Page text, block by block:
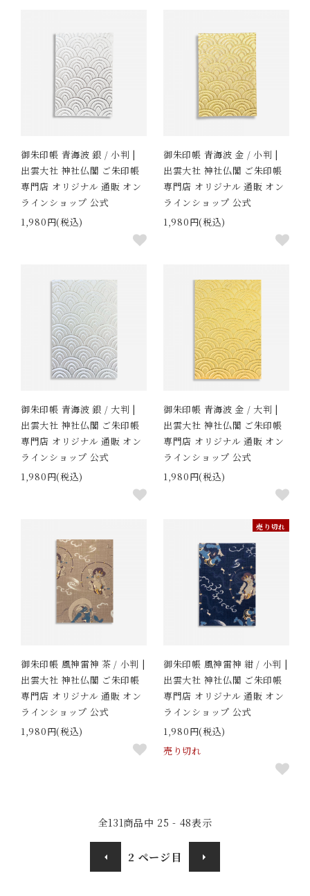
御朱印帳 青海波 銀 / 小判 |
出雲大社 神社仏閣 ご朱印帳
専門店 オリジナル 通販 オン
ラインショップ 公式
1,980円(税込)
御朱印帳 青海波 金 / 小判 |
出雲大社 神社仏閣 ご朱印帳
専門店 オリジナル 通販 オン
ラインショップ 公式
1,980円(税込)
御朱印帳 青海波 銀 / 大判 |
出雲大社 神社仏閣 ご朱印帳
専門店 オリジナル 通販 オン
ラインショップ 公式
1,980円(税込)
御朱印帳 青海波 金 / 大判 |
出雲大社 神社仏閣 ご朱印帳
専門店 オリジナル 通販 オン
ラインショップ 公式
1,980円(税込)
御朱印帳 風神雷神 茶 / 小判 |
出雲大社 神社仏閣 ご朱印帳
専門店 オリジナル 通販 オン
ラインショップ 公式
1,980円(税込)
売り切れ
御朱印帳 風神雷神 紺 / 小判 |
出雲大社 神社仏閣 ご朱印帳
専門店 オリジナル 通販 オン
ラインショップ 公式
1,980円(税込)
売り切れ
全131商品中 25 - 48表示
2 ページ目